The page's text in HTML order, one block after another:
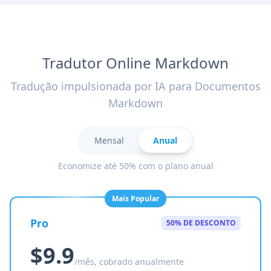
Tradutor Online Markdown
Tradução impulsionada por IA para Documentos
Markdown
Mensal Anual
Economize até 50% com o plano anual
Mais Popular
Pro 50% DE DESCONTO
$9.9/mês, cobrado anualmente